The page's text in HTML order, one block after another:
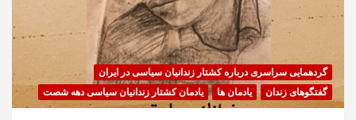
گردهمایی سراسری درباره کشتار زندانیان سیاسی در ایران
گفتگوهای زندان
یادمان ها یادمان کشتار زندانیان سیاسی دهه شصت